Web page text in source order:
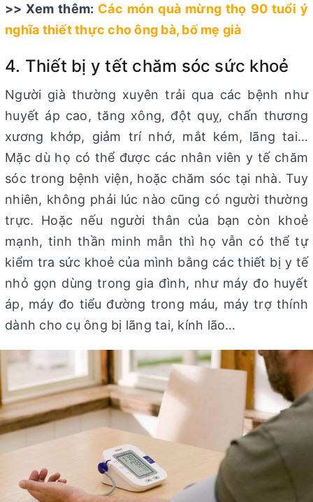
>> Xem thêm: Các món quà mừng thọ 90 tuổi ý
nghĩa thiết thực cho ông bà, bố mẹ già
4. Thiết bị y tết chăm sóc sức khoẻ
Người già thường xuyên trải qua các bệnh như
huyết áp cao, tăng xông, đột quỵ, chấn thương
xương khớp, giảm trí nhớ, mắt kém, lãng tai…
Mặc dù họ có thể được các nhân viên y tế chăm
sóc trong bệnh viện, hoặc chăm sóc tại nhà. Tuy
nhiên, không phải lúc nào cũng có người thường
trực. Hoặc nếu người thân của bạn còn khoẻ
mạnh, tinh thần minh mẫn thì họ vẫn có thể tự
kiểm tra sức khoẻ của mình bằng các thiết bị y tế
nhỏ gọn dùng trong gia đình, như máy đo huyết
áp, máy đo tiểu đường trong máu, máy trợ thính
dành cho cụ ông bị lãng tai, kính lão…